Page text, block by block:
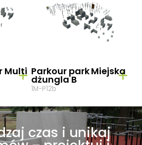
Multi Parkour park Miejska
dżungla B
1M-P12b
czas i unikaj